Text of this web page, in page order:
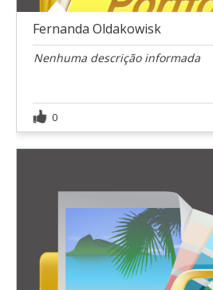
Fernanda Oldakowisk
Nenhuma descrição informada
0